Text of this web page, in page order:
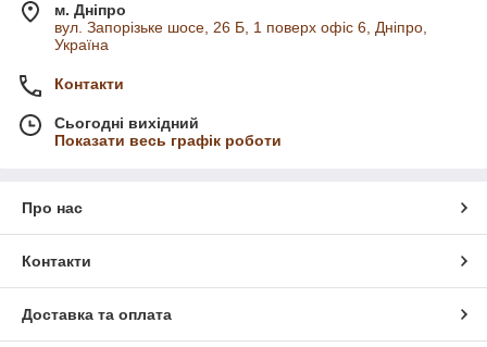
м. Дніпро
вул. Запорізьке шосе, 26 Б, 1 поверх офіс 6, Дніпро,
Україна
Контакти
Сьогодні вихідний
Показати весь графік роботи
Про нас
Контакти
Доставка та оплата